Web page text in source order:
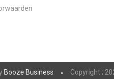
Booze Business Copyright ;